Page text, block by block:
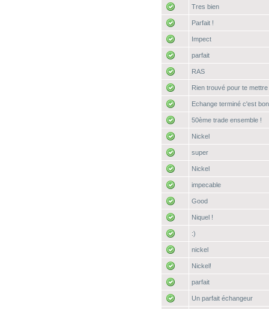
Tres bien
Parfait !
Impect
parfait
RAS
Rien trouvé pour te
Echange terminé c'est
50ème trade ensemble !
Nickel
super
Nickel
impecable
Good
Niquel !
:)
nickel
Nickel!
parfait
Un parfait échangeur